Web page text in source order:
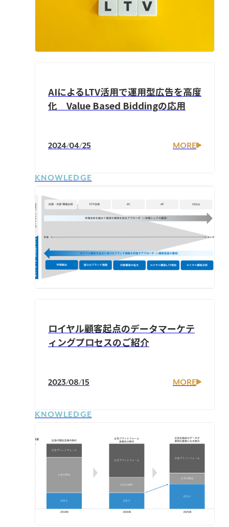
AIによるLTV活用で運用型広告を高度
化 Value Based Biddingの応用
2024/04/25 MORE
KNOWLEDGE
ロイヤル顧客起点のデータマーケテ
ィングプロセスのご紹介
2023/08/15 MORE
KNOWLEDGE